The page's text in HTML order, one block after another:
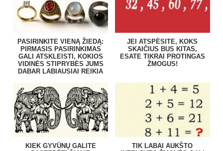
PASIRINKITE VIENĄ ŽIEDĄ:
PIRMASIS PASIRINKIMAS
GALI ATSKLEISTI, KOKIOS
VIDINĖS STIPRYBĖS JUMS
DABAR LABIAUSIAI REIKIA
JEI ATSPĖSITE, KOKS
SKAIČIUS BUS KITAS,
ESATE TIKRAI PROTINGAS
ŽMOGUS!
KIEK GYVŪNŲ GALITE
TIK LABAI AUKŠTO